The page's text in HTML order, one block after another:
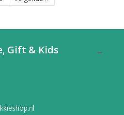
Gift & Kids